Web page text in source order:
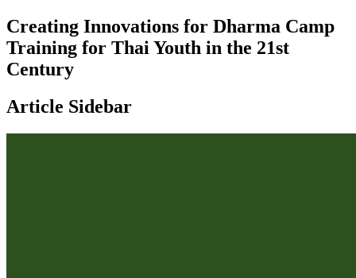
Creating Innovations for Dharma Camp
Training for Thai Youth in the 21st
Century
Article Sidebar